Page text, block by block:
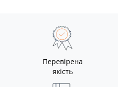
Перевірена
якість